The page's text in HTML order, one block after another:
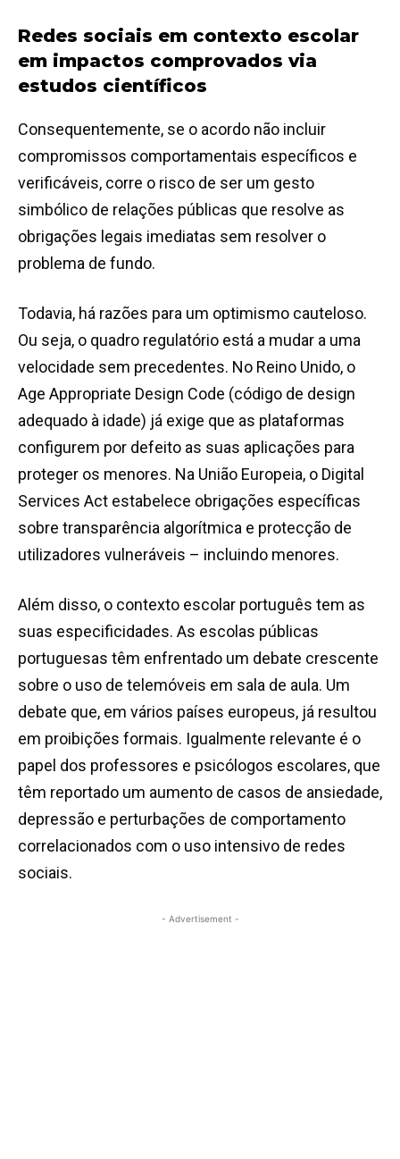
Redes sociais em contexto escolar
em impactos comprovados via
estudos científicos
Consequentemente, se o acordo não incluir
compromissos comportamentais específicos e
verificáveis, corre o risco de ser um gesto
simbólico de relações públicas que resolve as
obrigações legais imediatas sem resolver o
problema de fundo.
Todavia, há razões para um optimismo cauteloso.
Ou seja, o quadro regulatório está a mudar a uma
velocidade sem precedentes. No Reino Unido, o
Age Appropriate Design Code (código de design
adequado à idade) já exige que as plataformas
configurem por defeito as suas aplicações para
proteger os menores. Na União Europeia, o Digital
Services Act estabelece obrigações específicas
sobre transparência algorítmica e protecção de
utilizadores vulneráveis – incluindo menores.
Além disso, o contexto escolar português tem as
suas especificidades. As escolas públicas
portuguesas têm enfrentado um debate crescente
sobre o uso de telemóveis em sala de aula. Um
debate que, em vários países europeus, já resultou
em proibições formais. Igualmente relevante é o
papel dos professores e psicólogos escolares, que
têm reportado um aumento de casos de ansiedade,
depressão e perturbações de comportamento
correlacionados com o uso intensivo de redes
sociais.
- Advertisement -